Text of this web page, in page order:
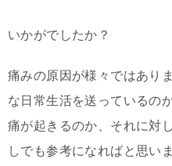
いかがでしたか？
痛みの原因が様々ではあり
な日常生活を送っているの
痛が起きるのか、それに対
しでも参考になればと思い